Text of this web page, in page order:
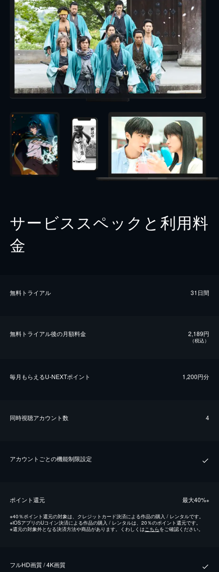
サービススペックと利用料
金
無料トライアル 31日間
無料トライアル後の⽉額料金 2,189円
（税込）
毎⽉もらえるU-NEXTポイント 1,200円分
同時視聴アカウント数 4
アカウントごとの機能制限設定
ポイント還元 最⼤40%※
※40％ポイント還元の対象は、クレジットカード決済による作品の購入 / レンタルです。
※iOSアプリのUコイン決済による作品の購入 / レンタルは、20％のポイント還元です。
※還元の対象外となる決済方法や商品があります。くわしくはこちらをご確認ください。
フルHD画質 / 4K画質